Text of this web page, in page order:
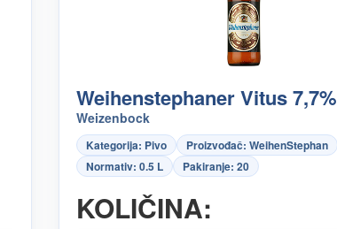
Weihenstephaner Vitus 7,7%
Weizenbock
Kategorija: Pivo
Proizvođač: WeihenStephan
Normativ: 0.5 L
Pakiranje: 20
KOLIČINA: